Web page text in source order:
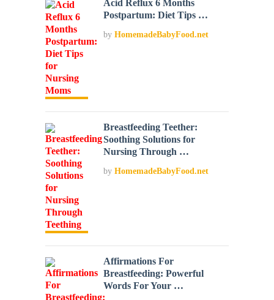
Acid Reflux 6 Months
Postpartum: Diet Tips …
byHomemadeBabyFood.net
Breastfeeding Teether:
Soothing Solutions for
Nursing Through …
byHomemadeBabyFood.net
Affirmations For
Breastfeeding: Powerful
Words For Your …